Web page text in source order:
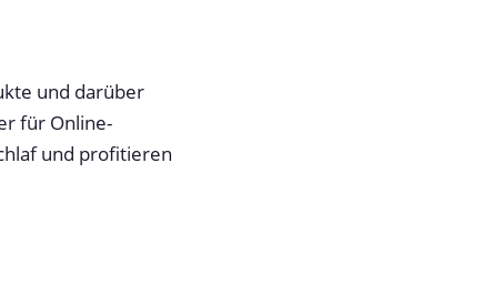
und darüber
für Online-
und profitieren